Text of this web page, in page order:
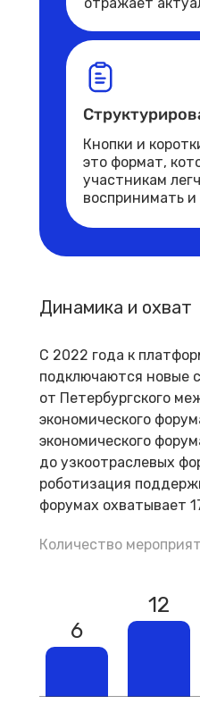
Кнопки и
это формат,
участникам
воспринимать
Динамика и охват
С 2022 года к
подключаются новые
от Петербургского
экономического
экономического
до узкоотраслевых
роботизация
форумах охватывает
6
12
Количество